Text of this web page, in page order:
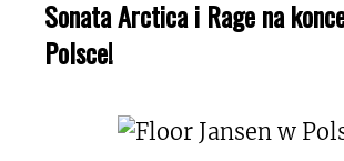
Sonata Arctica i Rage na
Polsce!